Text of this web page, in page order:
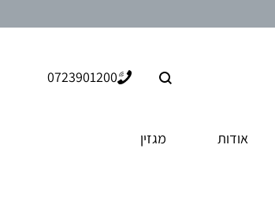
חיפוש 0723901200
אודות
מגזין